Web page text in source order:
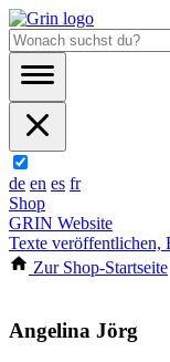
de en es fr
Shop
GRIN Website
Texte veröffentlichen,
Zur Shop-Startseite
Angelina Jörg